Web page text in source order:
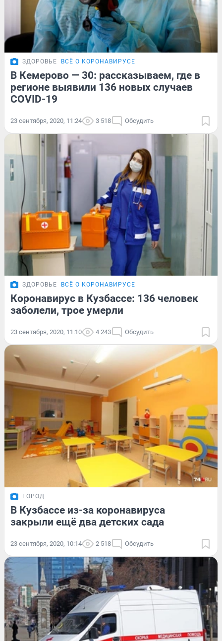
ЗДОРОВЬЕ ВСЁ О КОРОНАВИРУСЕ
В Кемерово — 30: рассказываем, где в
регионе выявили 136 новых случаев
COVID-19
23 сентября, 2020, 11:24 3 518 Обсудить
ЗДОРОВЬЕ ВСЁ О КОРОНАВИРУСЕ
Коронавирус в Кузбассе: 136 человек
заболели, трое умерли
23 сентября, 2020, 11:10 4 243 Обсудить
ГОРОД
В Кузбассе из-за коронавируса
закрыли ещё два детских сада
23 сентября, 2020, 10:14 2 518 Обсудить